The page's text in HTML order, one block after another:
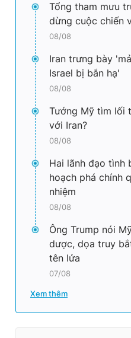
Tổng tham mưu
dừng cuộc chiến
08/08
Iran trưng bày
Israel bị bắn hạ'
08/08
Tướng Mỹ tìm lối
với Iran?
08/08
Hai lãnh đạo tình
hoạch phá chính
nhiệm
08/08
Ông Trump nói
dược, dọa truy
tên lửa
07/08
Xem thêm